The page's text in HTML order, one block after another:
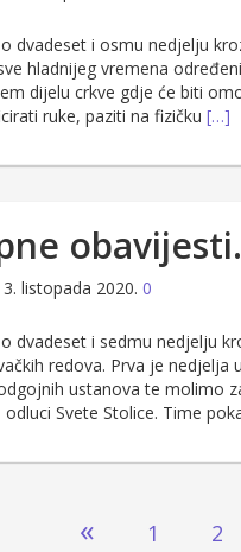
dvadeset i osmu nedjelju
hladnijeg vremena
dijelu crkve gdje će biti
ruke, paziti na fizičku […]
listopada 2020. 0
dvadeset i sedmu nedjelju
redova. Prva je
ustanova te molimo
odluci Svete Stolice. Time
« 1 2